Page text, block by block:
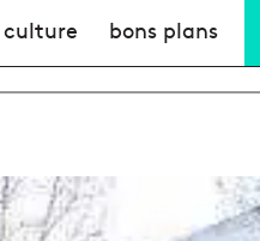
culture bons plans